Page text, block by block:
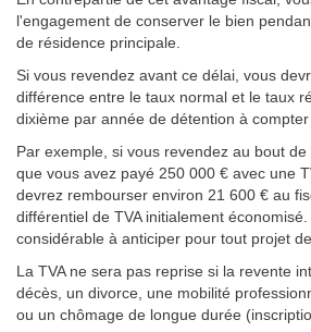
l'engagement de conserver le bien
de résidence principale.
Si vous revendez avant ce délai, vous
différence entre le taux normal et le taux
dixième par année de détention à
Par exemple, si vous revendez au bout
que vous avez payé 250 000 € avec une
devrez rembourser environ 21 600 € au
différentiel de TVA initialement
considérable à anticiper pour tout projet
La TVA ne sera pas reprise si la revente
décès, un divorce, une mobilité
ou un chômage de longue durée